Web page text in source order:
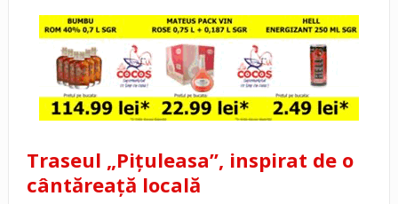
Traseul „Pițuleasa”, inspirat de o
cântăreață locală